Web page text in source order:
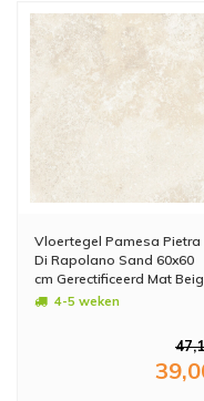
Vloertegel Pamesa Pietra
Di Rapolano Sand 60x60
cm Gerectificeerd Mat
(Prijs Per M2)
4-5 weken